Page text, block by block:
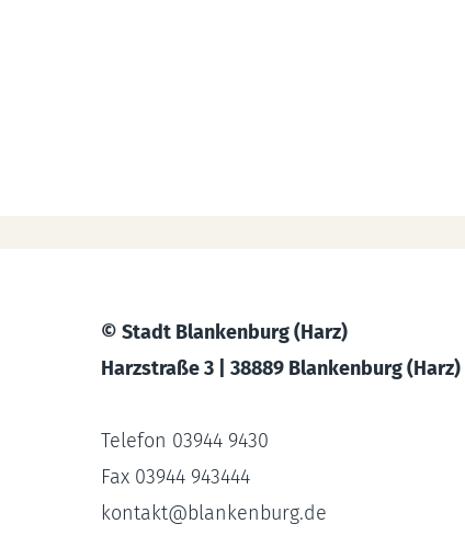
© Stadt Blankenburg (Harz)
Harzstraße 3 | 38889 Blankenburg (Harz)
Telefon 03944 9430
Fax 03944 943444
kontakt@blankenburg.de